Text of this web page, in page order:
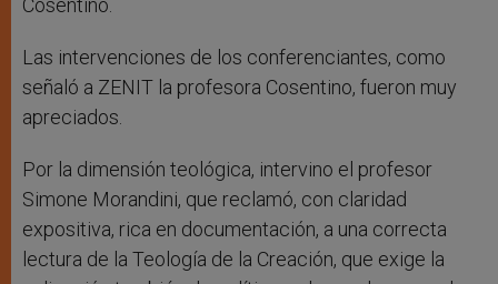
Cosentino.
Las intervenciones de los conferenciantes, como
señaló a ZENIT la profesora Cosentino, fueron muy
apreciados.
Por la dimensión teológica, intervino el profesor
Simone Morandini, que reclamó, con claridad
expositiva, rica en documentación, a una correcta
lectura de la Teología de la Creación, que exige la